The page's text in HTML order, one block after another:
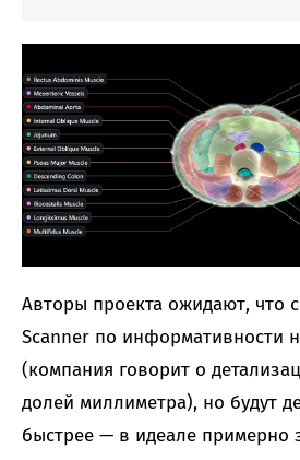
Авторы проекта ожидают, что
Scanner по информативности
(компания говорит о
долей миллиметра), но будут
быстрее — в идеале примерно